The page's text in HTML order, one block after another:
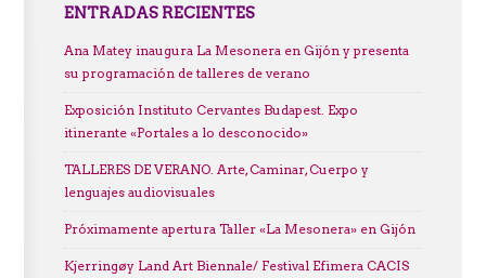
ENTRADAS RECIENTES
Ana Matey inaugura La Mesonera en Gijón y presenta
su programación de talleres de verano
Exposición Instituto Cervantes Budapest. Expo
itinerante «Portales a lo desconocido»
TALLERES DE VERANO. Arte, Caminar, Cuerpo y
lenguajes audiovisuales
Próximamente apertura Taller «La Mesonera» en Gijón
Kjerringøy Land Art Biennale/ Festival Efimera CACIS